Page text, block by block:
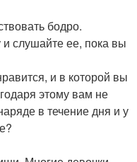
бодро.
слушайте ее, пока вы
и в которой вы
этому вам не
в течение дня и у